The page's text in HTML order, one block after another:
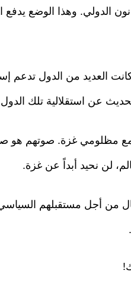
الدولي. وهذا الوضع
كانت العديد من الدول تدعم
عن استقلالية تلك
مظلومي غزة. صوتهم هو
لن نحيد أبداً عن غزة.
من أجل مستقبلهم